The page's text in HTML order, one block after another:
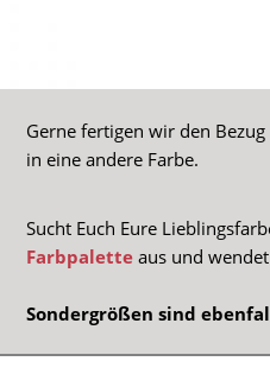
Gerne fertigen wir den
in eine andere Farbe.
Sucht Euch Eure
Farbpalette aus und
Sondergrößen sind